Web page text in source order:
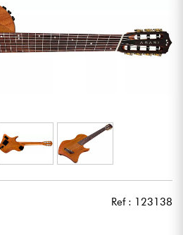
Ref : 123138